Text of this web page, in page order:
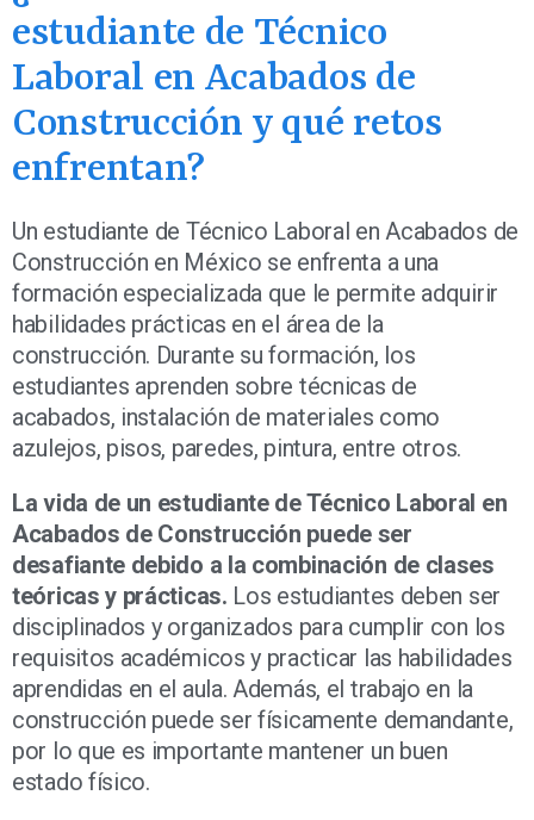
estudiante de Técnico
Laboral en Acabados de
Construcción y qué retos
enfrentan?
Un estudiante de Técnico Laboral en Acabados de
Construcción en México se enfrenta a una
formación especializada que le permite adquirir
habilidades prácticas en el área de la
construcción. Durante su formación, los
estudiantes aprenden sobre técnicas de
acabados, instalación de materiales como
azulejos, pisos, paredes, pintura, entre otros.
La vida de un estudiante de Técnico Laboral en
Acabados de Construcción puede ser
desafiante debido a la combinación de clases
teóricas y prácticas. Los estudiantes deben ser
disciplinados y organizados para cumplir con los
requisitos académicos y practicar las habilidades
aprendidas en el aula. Además, el trabajo en la
construcción puede ser físicamente demandante,
por lo que es importante mantener un buen
estado físico.